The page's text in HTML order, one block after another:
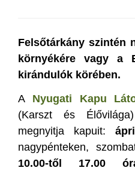
Felsőtárkány szintén
környékére vagy a
kirándulók körében.
A Nyugati Kapu
(Karszt és
megnyitja kapuit:
nagypénteken,
10.00-től 17.00